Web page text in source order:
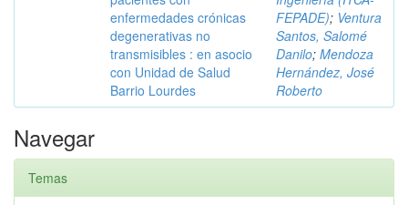
enfermedades crónicas
degenerativas no
transmisibles : en asocio
con Unidad de Salud
Barrio Lourdes
FEPADE); Ventura
Santos, Salomé
Danilo; Mendoza
Hernández, José
Roberto
Navegar
Temas